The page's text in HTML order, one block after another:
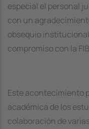
especial el personal
con un
obsequio
compromiso con la
Este acontecimiento
académica de los
colaboración de